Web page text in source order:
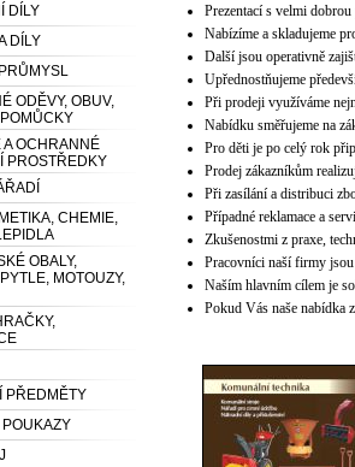
DÍLY
DÍLY
ODĚVY, OBUV,
A OCHRANNÉ
PROSTŘEDKY
CHEMIE,
OBALY,
MOTOUZY,
PŘEDMĚTY
Prezentací s velmi
Nabízíme a skladujeme
Další jsou operativně
Upřednostňujeme
Při prodeji využíváme
Nabídku směřujeme na
Pro děti je po celý rok
Prodej zákazníkům
Při zasílání a distribuci
Případné reklamace a
Zkušenostmi z praxe,
Pracovníci naší firmy
Naším hlavním cílem je
Pokud Vás naše nabídka